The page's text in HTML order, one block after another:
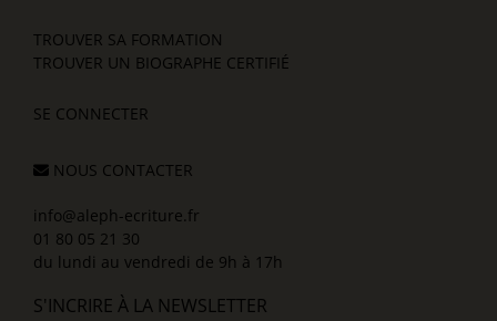
TROUVER SA FORMATION
TROUVER UN BIOGRAPHE CERTIFIÉ
SE CONNECTER
NOUS CONTACTER
info@aleph-ecriture.fr
01 80 05 21 30
du lundi au vendredi de 9h à 17h
S'INCRIRE À LA NEWSLETTER